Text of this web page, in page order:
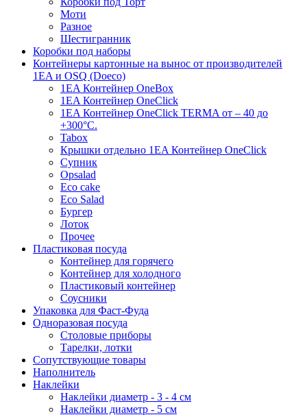
Моти
Разное
Шестигранник
Коробки под наборы
Контейнеры картонные на вынос от производителей
1EA и OSQ (Doeco)
1EA Контейнер OneBox
1EA Контейнер OneClick
1EA Контейнер OneClick TERMA от – 40 до
+300°C.
Tabox
Крышки отдельно 1EA Контейнер OneClick
Супник
Opsalad
Eco cake
Eco Salad
Бургер
Лоток
Прочее
Пластиковая посуда
Контейнер для горячего
Контейнер для холодного
Пластиковый контейнер
Соусники
Упаковка для Фаст-Фуда
Одноразовая посуда
Столовые приборы
Тарелки, лотки
Сопутствующие товары
Наполнитель
Наклейки
Наклейки диаметр - 3 - 4 см
Наклейки диаметр - 5 см